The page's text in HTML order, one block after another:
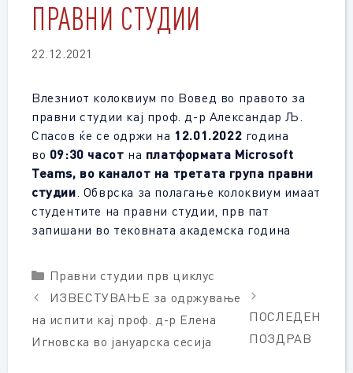
ПРАВНИ СТУДИИ
22.12.2021
Влезниот колоквиум по Вовед во правото за
правни студии кај проф. д-р Александар Љ.
Спасов ќе се одржи на 12.01.2022 година
во 09:30 часот на платформата Microsoft
Teams, во каналот на третата група правни
студии. Обврска за полагање колоквиум имаат
студентите на правни студии, прв пат
запишани во тековната академска година
Categories
Правни студии прв циклус
ИЗВЕСТУВАЊЕ за одржување
на испити кај проф. д-р Елена
Игновска во јануарска сесија
ПОСЛЕДЕН
ПОЗДРАВ